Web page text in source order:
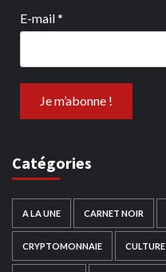
E-mail*
Catégories
A LA UNE CARNET NOIR
CRYPTOMONNAIE CULTURE